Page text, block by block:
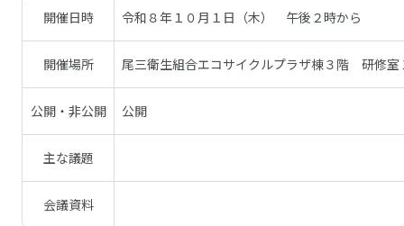
開催日時 令和８年１０月１日（木） 午後２時から
開催場所 尾三衛生組合エコサイクルプラザ棟３階 研修室
公開・非公開 公開
主な議題
会議資料